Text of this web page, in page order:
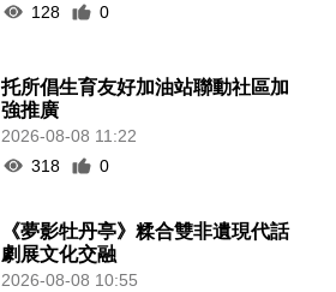
128
0
托所倡生育友好加油站聯動社區加
強推廣
2026-08-08 11:22
318
0
《夢影牡丹亭》糅合雙非遺現代話
劇展文化交融
2026-08-08 10:55